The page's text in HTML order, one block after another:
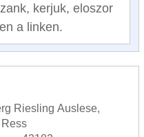
kerjuk, eloszor
a linken.
Riesling Auslese,